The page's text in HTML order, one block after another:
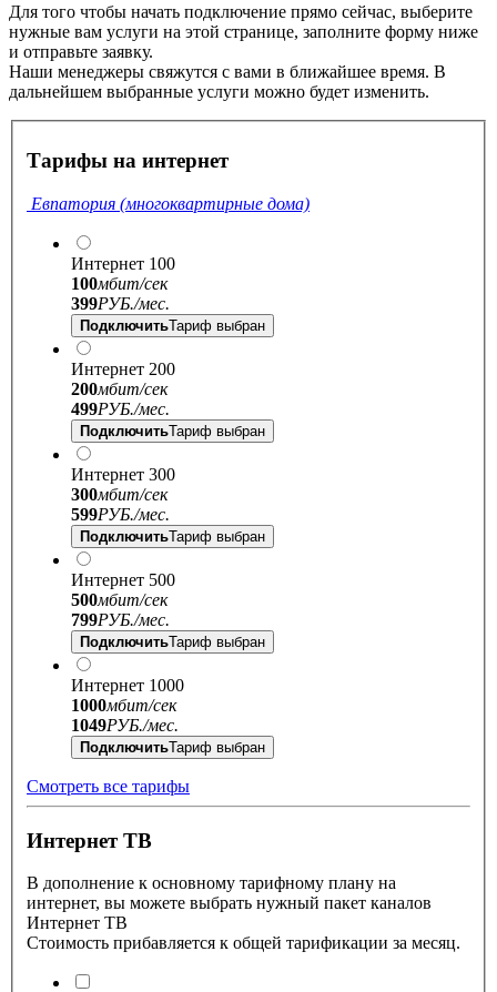
Для того чтобы начать подключение прямо сейчас, выберите
нужные вам услуги на этой странице, заполните форму ниже
и отправьте заявку.
Наши менеджеры свяжутся с вами в ближайшее время. В
дальнейшем выбранные услуги можно будет изменить.
Тарифы на интернет
Евпатория (многоквартирные дома)
Интернет 100
100мбит/сек
399РУБ./мес.
Подключить Тариф выбран
Интернет 200
200мбит/сек
499РУБ./мес.
Подключить Тариф выбран
Интернет 300
300мбит/сек
599РУБ./мес.
Подключить Тариф выбран
Интернет 500
500мбит/сек
799РУБ./мес.
Подключить Тариф выбран
Интернет 1000
1000мбит/сек
1049РУБ./мес.
Подключить Тариф выбран
Смотреть все тарифы
Интернет ТВ
В дополнение к основному тарифному плану на
интернет, вы можете выбрать нужный пакет каналов
Интернет ТВ
Стоимость прибавляется к общей тарификации за месяц.